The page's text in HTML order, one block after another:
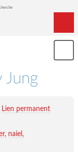
Jung
Lien permanent
naiel